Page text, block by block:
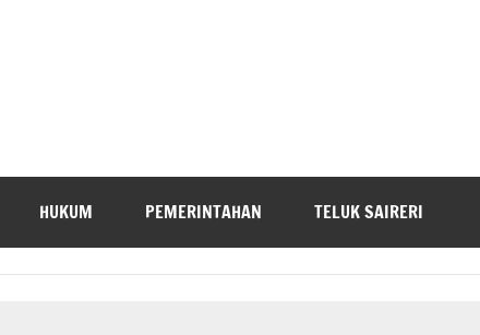
HUKUM PEMERINTAHAN TELUK SAIRERI